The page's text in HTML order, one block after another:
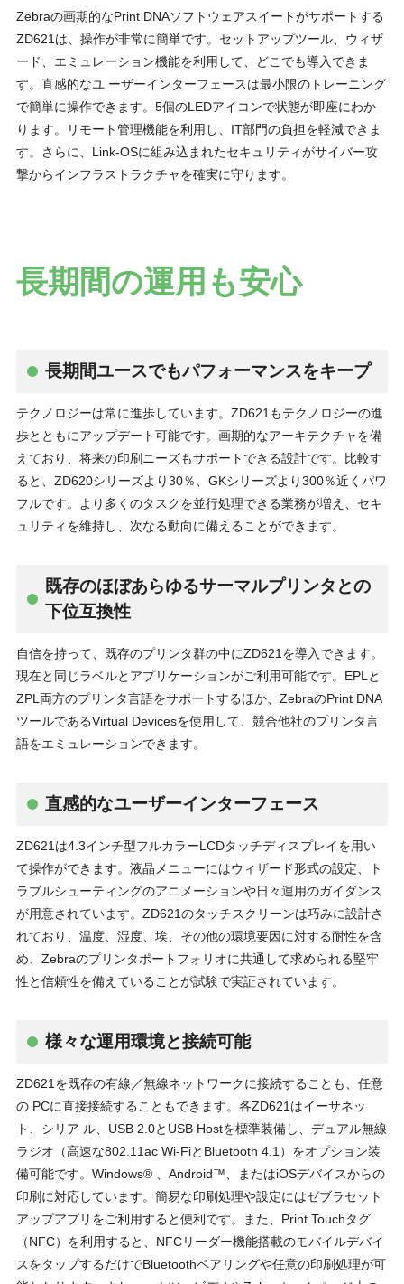
Zebraの画期的なPrint DNAソフトウェアスイートがサポートする
ZD621は、操作が非常に簡単です。セットアップツール、ウィザ
ード、エミュレーション機能を利用して、どこでも導入できま
す。直感的なユ ーザーインターフェースは最小限のトレーニング
で簡単に操作できます。5個のLEDアイコンで状態が即座にわか
ります。リモート管理機能を利用し、IT部門の負担を軽減できま
す。さらに、Link-OSに組み込まれたセキュリティがサイバー攻
撃からインフラストラクチャを確実に守ります。
長期間の運用も安心
長期間ユースでもパフォーマンスをキープ
テクノロジーは常に進歩しています。ZD621もテクノロジーの進
歩とともにアップデート可能です。画期的なアーキテクチャを備
えており、将来の印刷ニーズもサポートできる設計です。比較す
ると、ZD620シリーズより30％、GKシリーズより300％近くパワ
フルです。より多くのタスクを並行処理できる業務が増え、セキ
ュリティを維持し、次なる動向に備えることができます。
既存のほぼあらゆるサーマルプリンタとの
下位互換性
自信を持って、既存のプリンタ群の中にZD621を導入できます。
現在と同じラベルとアプリケーションがご利用可能です。EPLと
ZPL両方のプリンタ言語をサポートするほか、ZebraのPrint DNA
ツールであるVirtual Devicesを使用して、競合他社のプリンタ言
語をエミュレーションできます。
直感的なユーザーインターフェース
ZD621は4.3インチ型フルカラーLCDタッチディスプレイを用い
て操作ができます。液晶メニューにはウィザード形式の設定、ト
ラブルシューティングのアニメーションや日々運用のガイダンス
が用意されています。ZD621のタッチスクリーンは巧みに設計さ
れており、温度、湿度、埃、その他の環境要因に対する耐性を含
め、Zebraのプリンタポートフォリオに共通して求められる堅牢
性と信頼性を備えていることが試験で実証されています。
様々な運用環境と接続可能
ZD621を既存の有線／無線ネットワークに接続することも、任意
の PCに直接接続することもできます。各ZD621はイーサネッ
ト、シリア ル、USB 2.0とUSB Hostを標準装備し、デュアル無線
ラジオ（高速な802.11ac Wi-FiとBluetooth 4.1）をオプション装
備可能です。Windows® 、Android™、またはiOSデバイスからの
印刷に対応しています。簡易な印刷処理や設定にはゼブラセット
アップアプリをご利用すると便利です。また、Print Touchタグ
（NFC）を利用すると、NFCリーダー機能搭載のモバイルデバイ
スをタップするだけでBluetoothペアリングや任意の印刷処理が可